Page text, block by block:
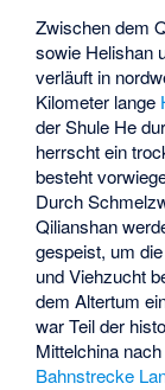
Zwischen dem
sowie Helishan
verläuft in
Kilometer lange
derShule He
herrscht ein
besteht
Durch
Qilianshan
gespeist, um
und Viehzucht
dem Altertum
war Teil der
Mittelchina
Bahnstrecke